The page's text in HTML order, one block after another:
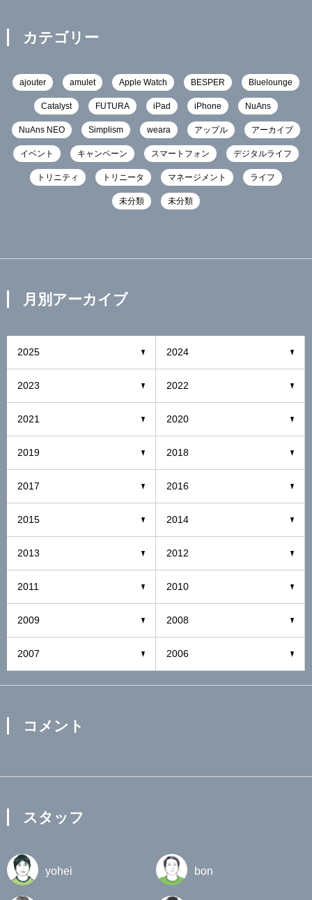
カテゴリー
ajouter amulet Apple Watch BESPER Bluelounge
Catalyst FUTURA iPad iPhone NuAns
NuAns NEO Simplism weara アップル アーカイブ
イベント キャンペーン スマートフォン デジタルライフ
トリニティ トリニータ マネージメント ライフ
未分類 未分類
月別アーカイブ
2025 2024
2023 2022
2021 2020
2019 2018
2017 2016
2015 2014
2013 2012
2011 2010
2009 2008
2007 2006
コメント
スタッフ
yohei bon